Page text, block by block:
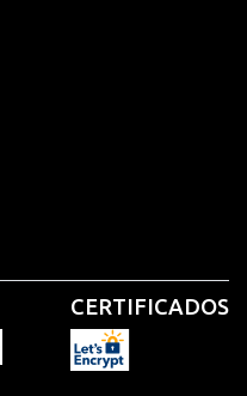
CERTIFICADOS